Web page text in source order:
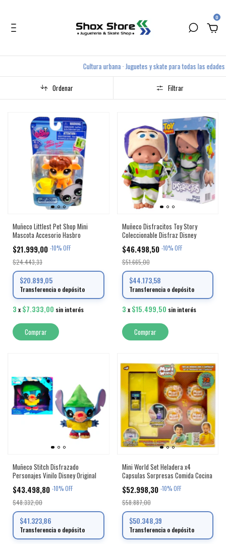
0
Cultura urbana · Juguetes y skate para todas las edades /
Ordenar Filtrar
Muñeco Littlest Pet Shop Mini
Mascota Accesorio Hasbro
$21.999,00 -10%OFF
$24.443,33
$20.899,05
Transferencia o depósito
3 x $7.333,00 sin interés
Comprar
Muñeco Disfracitos Toy Story
Coleccionable Disfraz Disney
$46.498,50 -10%OFF
$51.665,00
$44.173,58
Transferencia o depósito
3 x $15.499,50 sin interés
Comprar
Muñeco Stitch Disfrazado
Personajes Vinilo Disney Original
$43.498,80 -10%OFF
$48.332,00
$41.323,86
Transferencia o depósito
Mini World Set Heladera x4
Capsulas Sorpresas Comida Cocina
$52.998,30 -10%OFF
$58.887,00
$50.348,39
Transferencia o depósito